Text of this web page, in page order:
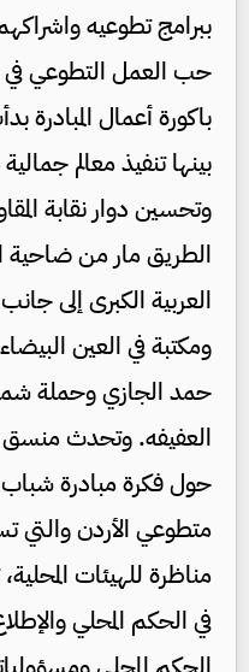
ببرامج تطوعيه
حب العمل التطوعي
باكورة أعمال المبادرة
بينها تنفيذ معالم
وتحسين دوار نقابة
الطريق مار من ضاحية
العربية الكبرى إلى
ومكتبة في العين
حمد الجازي وحملة
العفيفه. وتحدث منسق
حول فكرة مبادرة
متطوعي الأردن والتي
مناظرة للهيئات
في الحكم المحلي